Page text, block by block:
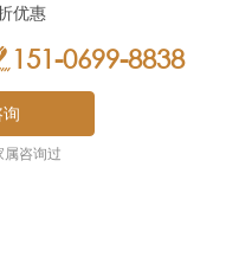
优惠
151-0699-8838
属咨询过